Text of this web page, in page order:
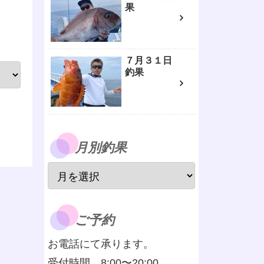
果
７月３１日
釣果
月別釣果
ご予約
お電話にて承ります。